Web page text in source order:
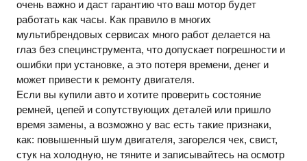
очень важно и даст гарантию что ваш мотор будет
работать как часы. Как правило в многих
мультибрендовых сервисах много работ делается на
глаз без специнструмента, что допускает погрешности и
ошибки при установке, а это потеря времени, денег и
может привести к ремонту двигателя.
Если вы купили авто и хотите проверить состояние
ремней, цепей и сопутствующих деталей или пришло
время замены, а возможно у вас есть такие признаки,
как: повышенный шум двигателя, загорелся чек, свист,
стук на холодную, не тяните и записывайтесь на осмотр